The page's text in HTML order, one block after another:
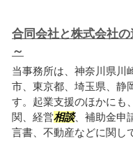
合同会社と株式会社
～
当事務所は、神奈川県川
市、東京都、埼玉県、静
す。起業支援のほかにも、
関、経営相談、補助金申
言書、不動産などに関し